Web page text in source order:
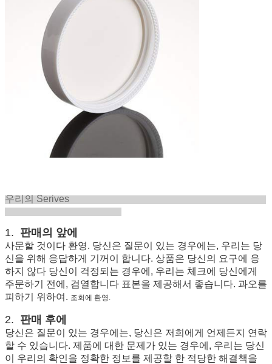
우리의 Serives
1. 판매의 앞에
사문할 것이다 환영. 당신은 질문이 있는 경우에는, 우리는 당
신을 위해 응답하게 기꺼이 합니다. 상품은 당신의 요구에 응
하지 않다 당신이 걱정되는 경우에, 우리는 체크에 당신에게
주문하기 전에, 검열합니다 표본을 제공해서 좋습니다. 과오를
피하기 위하여. 조회에 환영.
2. 판매 후에
당신은 질문이 있는 경우에는, 당신은 저희에게 언제든지 연락
할 수 있습니다. 제품에 대한 문제가 있는 경우에, 우리는 당신
이 우리의 확인을 정확한 정보를 제공할 한 적당한 해결책을